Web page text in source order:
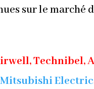
sur le marché
Technibel,
Mitsubishi Electric